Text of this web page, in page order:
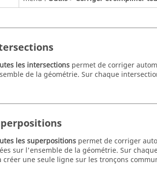
les intersections permet de corriger
de la géométrie. Sur chaque
les superpositions permet de corriger
sur l'ensemble de la géométrie. Sur
une seule ligne sur les tronçons